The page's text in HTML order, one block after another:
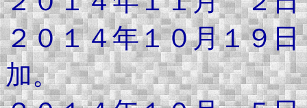
２０１４年１０月１９
加。